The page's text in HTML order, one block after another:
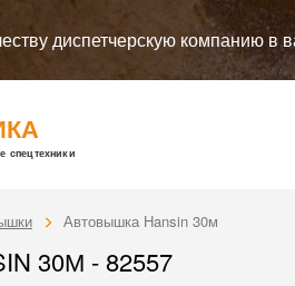
диспетчерскую компанию в
спецтехники
Автовышка Hansin 30м
30М - 82557